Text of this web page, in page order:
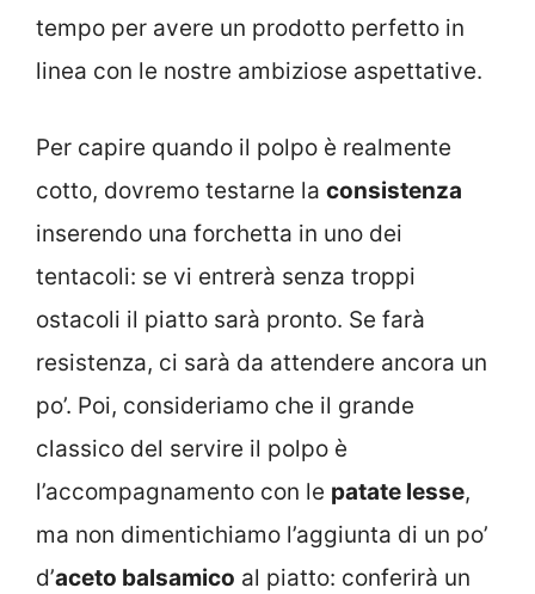
tempo per avere un prodotto perfetto in
linea con le nostre ambiziose aspettative.
Per capire quando il polpo è realmente
cotto, dovremo testarne la consistenza
inserendo una forchetta in uno dei
tentacoli: se vi entrerà senza troppi
ostacoli il piatto sarà pronto. Se farà
resistenza, ci sarà da attendere ancora un
po’. Poi, consideriamo che il grande
classico del servire il polpo è
l’accompagnamento con le patate lesse,
ma non dimentichiamo l’aggiunta di un po’
d’aceto balsamico al piatto: conferirà un